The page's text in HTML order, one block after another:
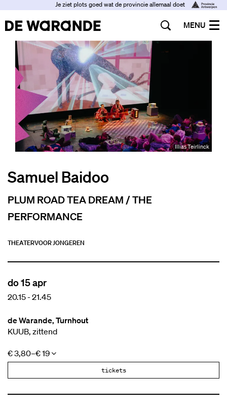
Je ziet plots goed wat de provincie allemaal doet
MENU
Illias Teirlinck
Samuel Baidoo
PLUM ROAD TEA DREAM / THE
PERFORMANCE
THEATERVOOR JONGEREN
do 15 apr
20.15-21.45
de Warande, Turnhout
KUUB, zittend
€ 3,80–€ 19
tickets